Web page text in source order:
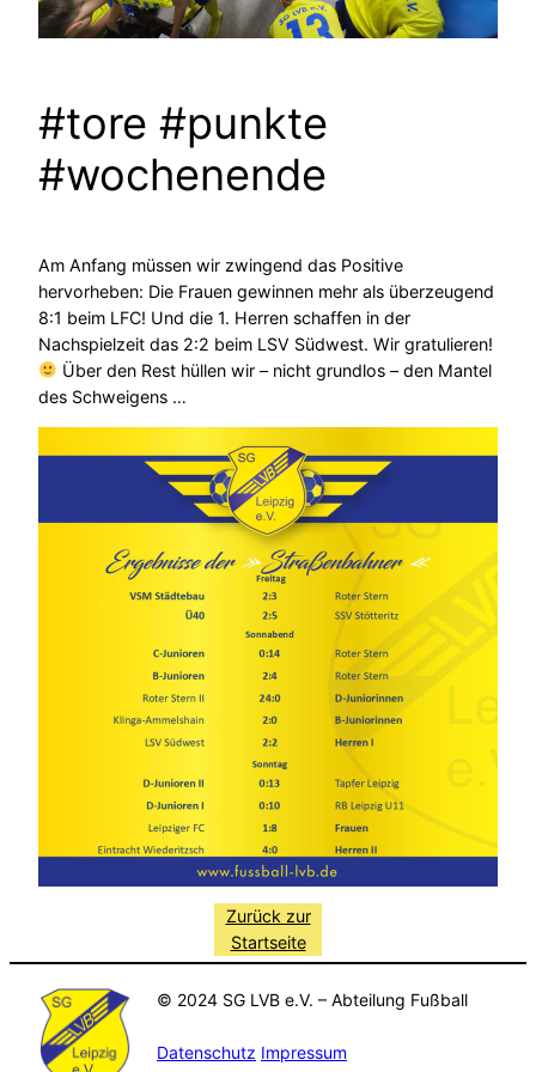
#tore #punkte
#wochenende
Am Anfang müssen wir zwingend das Positive
hervorheben: Die Frauen gewinnen mehr als überzeugend
8:1 beim LFC! Und die 1. Herren schaffen in der
Nachspielzeit das 2:2 beim LSV Südwest. Wir gratulieren!
Über den Rest hüllen wir – nicht grundlos – den Mantel
des Schweigens …
Zurück zur
Startseite
© 2024 SG LVB e.V. – Abteilung Fußball
Datenschutz Impressum